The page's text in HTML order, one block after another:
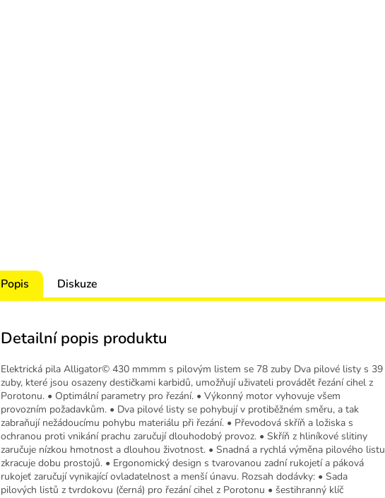
Popis Diskuze
Detailní popis produktu
Elektrická pila Alligator© 430 mmmm s pilovým listem se 78 zuby Dva pilové listy s 39
zuby, které jsou osazeny destičkami karbidů, umožňují uživateli provádět řezání cihel z
Porotonu. • Optimální parametry pro řezání. • Výkonný motor vyhovuje všem
provozním požadavkům. • Dva pilové listy se pohybují v protiběžném směru, a tak
zabraňují nežádoucímu pohybu materiálu při řezání. • Převodová skříň a ložiska s
ochranou proti vnikání prachu zaručují dlouhodobý provoz. • Skříň z hliníkové slitiny
zaručuje nízkou hmotnost a dlouhou životnost. • Snadná a rychlá výměna pilového listu
zkracuje dobu prostojů. • Ergonomický design s tvarovanou zadní rukojetí a páková
rukojeť zaručují vynikající ovladatelnost a menší únavu. Rozsah dodávky: • Sada
pilových listů z tvrdokovu (černá) pro řezání cihel z Porotonu • šestihranný klíč